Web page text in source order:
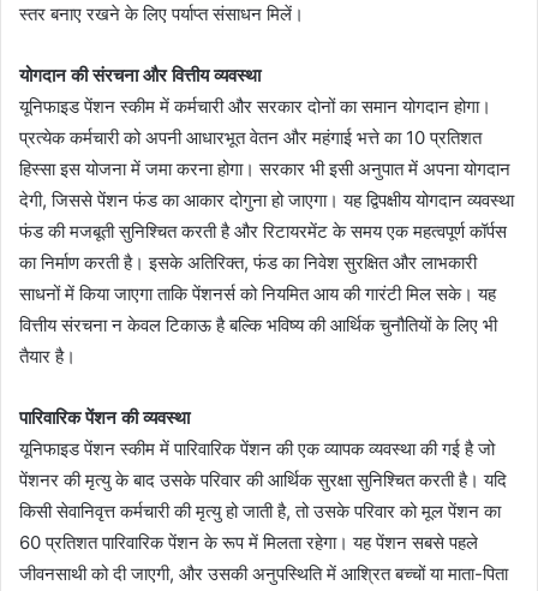
स्तर बनाए रखने के लिए पर्याप्त संसाधन मिलें।
योगदान की संरचना और वित्तीय व्यवस्था
यूनिफाइड पेंशन स्कीम में कर्मचारी और सरकार दोनों का समान योगदान होगा।
प्रत्येक कर्मचारी को अपनी आधारभूत वेतन और महंगाई भत्ते का 10 प्रतिशत
हिस्सा इस योजना में जमा करना होगा। सरकार भी इसी अनुपात में अपना योगदान
देगी, जिससे पेंशन फंड का आकार दोगुना हो जाएगा। यह द्विपक्षीय योगदान व्यवस्था
फंड की मजबूती सुनिश्चित करती है और रिटायरमेंट के समय एक महत्वपूर्ण कॉर्पस
का निर्माण करती है। इसके अतिरिक्त, फंड का निवेश सुरक्षित और लाभकारी
साधनों में किया जाएगा ताकि पेंशनर्स को नियमित आय की गारंटी मिल सके। यह
वित्तीय संरचना न केवल टिकाऊ है बल्कि भविष्य की आर्थिक चुनौतियों के लिए भी
तैयार है।
पारिवारिक पेंशन की व्यवस्था
यूनिफाइड पेंशन स्कीम में पारिवारिक पेंशन की एक व्यापक व्यवस्था की गई है जो
पेंशनर की मृत्यु के बाद उसके परिवार की आर्थिक सुरक्षा सुनिश्चित करती है। यदि
किसी सेवानिवृत्त कर्मचारी की मृत्यु हो जाती है, तो उसके परिवार को मूल पेंशन का
60 प्रतिशत पारिवारिक पेंशन के रूप में मिलता रहेगा। यह पेंशन सबसे पहले
जीवनसाथी को दी जाएगी, और उसकी अनुपस्थिति में आश्रित बच्चों या माता-पिता